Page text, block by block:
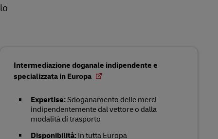
Intermediazione doganale indipendente e
specializzata in Europa
Expertise: Sdoganamento delle merci
indipendentemente dal vettore o dalla
modalità di trasporto
Disponibilità: In tutta Europa